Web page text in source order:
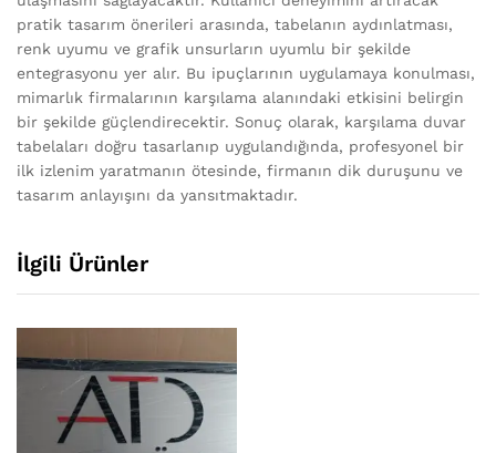
pratik tasarım önerileri arasında, tabelanın aydınlatması,
renk uyumu ve grafik unsurların uyumlu bir şekilde
entegrasyonu yer alır. Bu ipuçlarının uygulamaya konulması,
mimarlık firmalarının karşılama alanındaki etkisini belirgin
bir şekilde güçlendirecektir. Sonuç olarak, karşılama duvar
tabelaları doğru tasarlanıp uygulandığında, profesyonel bir
ilk izlenim yaratmanın ötesinde, firmanın dik duruşunu ve
tasarım anlayışını da yansıtmaktadır.
İlgili Ürünler